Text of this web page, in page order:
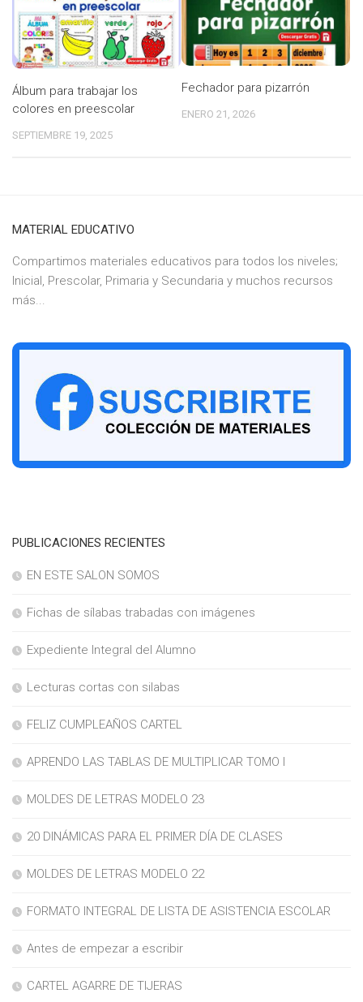
Álbum para trabajar los
colores en preescolar
SEPTIEMBRE 19, 2025
Fechador para pizarrón
ENERO 21, 2026
MATERIAL EDUCATIVO
Compartimos materiales educativos para todos los niveles;
Inicial, Prescolar, Primaria y Secundaria y muchos recursos
más...
PUBLICACIONES RECIENTES
EN ESTE SALON SOMOS
Fichas de sílabas trabadas con imágenes
Expediente Integral del Alumno
Lecturas cortas con silabas
FELIZ CUMPLEAÑOS CARTEL
APRENDO LAS TABLAS DE MULTIPLICAR TOMO I
MOLDES DE LETRAS MODELO 23
20 DINÁMICAS PARA EL PRIMER DÍA DE CLASES
MOLDES DE LETRAS MODELO 22
FORMATO INTEGRAL DE LISTA DE ASISTENCIA ESCOLAR
Antes de empezar a escribir
CARTEL AGARRE DE TIJERAS